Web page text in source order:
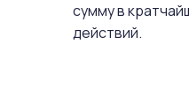
сумму в
действий.